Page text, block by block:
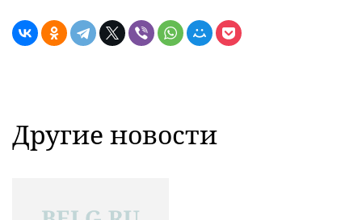
Другие новости